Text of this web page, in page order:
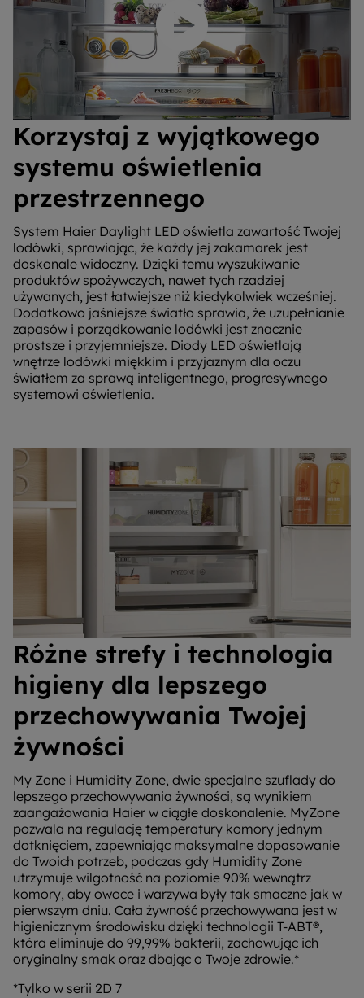
Odtwórz wideo
Korzystaj z wyjątkowego
systemu oświetlenia
przestrzennego
System Haier Daylight LED oświetla zawartość Twojej
lodówki, sprawiając, że każdy jej zakamarek jest
doskonale widoczny. Dzięki temu wyszukiwanie
produktów spożywczych, nawet tych rzadziej
używanych, jest łatwiejsze niż kiedykolwiek wcześniej.
Dodatkowo jaśniejsze światło sprawia, że uzupełnianie
zapasów i porządkowanie lodówki jest znacznie
prostsze i przyjemniejsze. Diody LED oświetlają
wnętrze lodówki miękkim i przyjaznym dla oczu
światłem za sprawą inteligentnego, progresywnego
systemowi oświetlenia.
Różne strefy i technologia
higieny dla lepszego
przechowywania Twojej
żywności
My Zone i Humidity Zone, dwie specjalne szuflady do
lepszego przechowywania żywności, są wynikiem
zaangażowania Haier w ciągłe doskonalenie. MyZone
pozwala na regulację temperatury komory jednym
dotknięciem, zapewniając maksymalne dopasowanie
do Twoich potrzeb, podczas gdy Humidity Zone
utrzymuje wilgotność na poziomie 90% wewnątrz
komory, aby owoce i warzywa były tak smaczne jak w
pierwszym dniu. Cała żywność przechowywana jest w
higienicznym środowisku dzięki technologii T-ABT®,
która eliminuje do 99,99% bakterii, zachowując ich
oryginalny smak oraz dbając o Twoje zdrowie.*
*Tylko w serii 2D 7